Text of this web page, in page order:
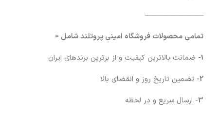
————————
تمامی محصولات فروشگاه امینی پروتلند شامل =
1- ضمانت بالاترین کیفیت و از برترین برندهای ایران
2- تضمین تاریخ روز و انقضای بالا
3- ارسال سریع و در لحظه